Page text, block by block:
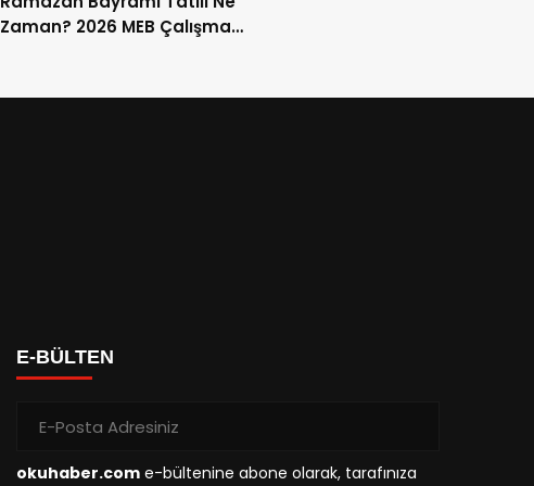
Zaman? 2026 MEB Çalışma
E-BÜLTEN
okuhaber.com e-bültenine abone olarak, tarafınıza